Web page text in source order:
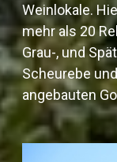
Weinlokale.
mehr als 20
Grau-, und
Scheurebe
angebauten